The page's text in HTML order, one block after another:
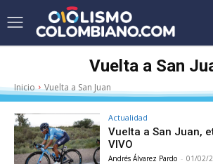
Vuelta a San
Inicio Vuelta a San Juan
Actualidad
Vuelta a San Juan,
VIVO
Andrés Álvarez Pardo - 01/02/